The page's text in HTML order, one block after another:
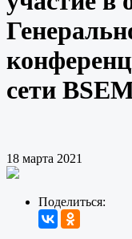
сети
18 марта 2021
Поделиться: